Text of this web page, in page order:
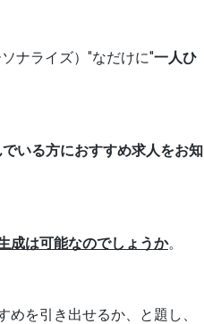
ナライズ）"なだけに"一人ひ
いる方におすすめ求人をお知
成は可能なのでしょうか。
を引き出せるか、と題し、